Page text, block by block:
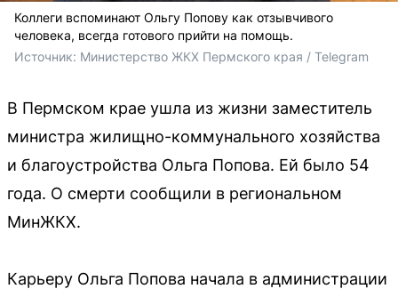
Коллеги вспоминают Ольгу Попову как отзывчивого
человека, всегда готового прийти на помощь.
Источник: Министерство ЖКХ Пермского края / Telegram
В Пермском крае ушла из жизни заместитель
министра жилищно-коммунального хозяйства
и благоустройства Ольга Попова. Ей было 54
года. О смерти сообщили в региональном
МинЖКХ.
Карьеру Ольга Попова начала в администрации